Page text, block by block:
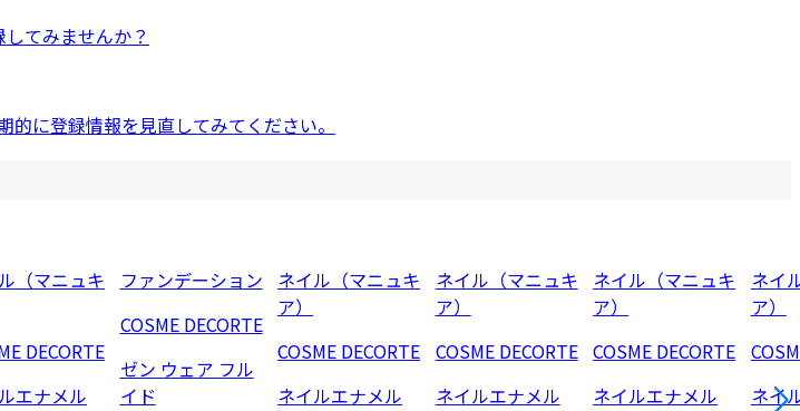
してみませんか？
に登録情報を見直してみてください。
（マニュキ
DECORTE
エナメル
ファンデーション
COSME DECORTE
ゼン ウェア フル
イド
ネイル（マニュキ
ア）
COSME DECORTE
ネイルエナメル
ネイル（マニュキ
ア）
COSME DECORTE
ネイルエナメル
ネイル（マニュキ
ア）
COSME DECORTE
ネイルエナメル
ネイ
ア）
ネイ